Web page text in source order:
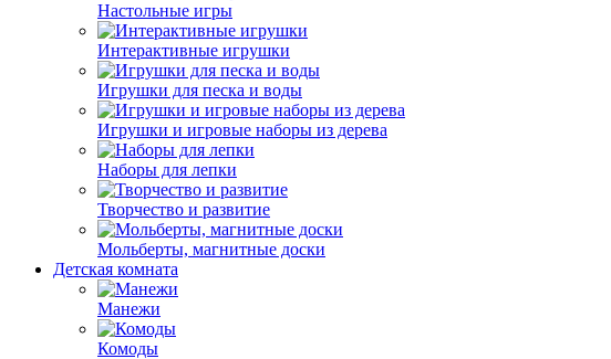
Настольные игры
Интерактивные игрушки
Игрушки для песка и воды
Игрушки и игровые наборы из дерева
Наборы для лепки
Творчество и развитие
Мольберты, магнитные доски
Детская комната
Манежи
Комоды